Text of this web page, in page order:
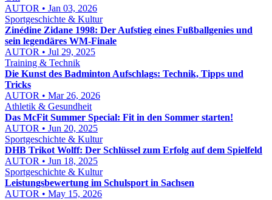
AUTOR • Jan 03, 2026
Sportgeschichte & Kultur
Zinédine Zidane 1998: Der Aufstieg eines Fußballgenies und
sein legendäres WM-Finale
AUTOR • Jul 29, 2025
Training & Technik
Die Kunst des Badminton Aufschlags: Technik, Tipps und
Tricks
AUTOR • Mar 26, 2026
Athletik & Gesundheit
Das McFit Summer Special: Fit in den Sommer starten!
AUTOR • Jun 20, 2025
Sportgeschichte & Kultur
DHB Trikot Wolff: Der Schlüssel zum Erfolg auf dem Spielfeld
AUTOR • Jun 18, 2025
Sportgeschichte & Kultur
Leistungsbewertung im Schulsport in Sachsen
AUTOR • May 15, 2026